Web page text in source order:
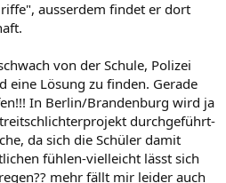
ausserdem findet er dort
von der Schule, Polizei
eine Lösung zu finden. Gerade
In Berlin/Brandenburg wird ja
durchgeführt-
da sich die Schüler damit
fühlen-vielleicht lässt sich
mehr fällt mir leider auch